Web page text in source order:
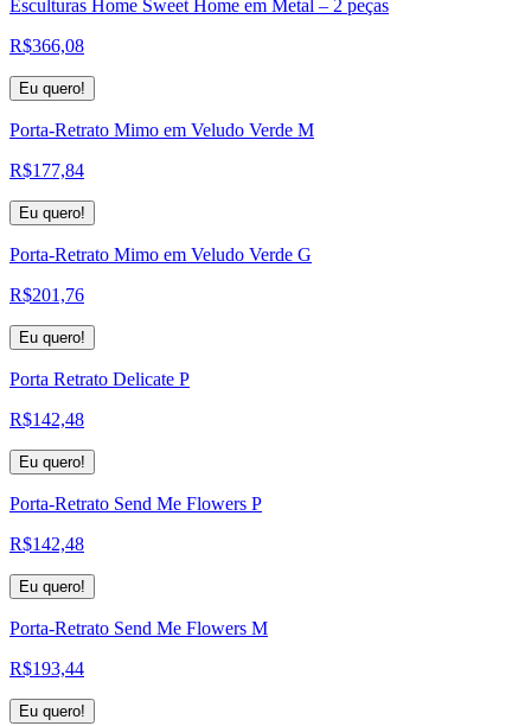
Esculturas Home Sweet Home em Metal – 2 peças
R$366,08
Eu quero!
Porta-Retrato Mimo em Veludo Verde M
R$177,84
Eu quero!
Porta-Retrato Mimo em Veludo Verde G
R$201,76
Eu quero!
Porta Retrato Delicate P
R$142,48
Eu quero!
Porta-Retrato Send Me Flowers P
R$142,48
Eu quero!
Porta-Retrato Send Me Flowers M
R$193,44
Eu quero!